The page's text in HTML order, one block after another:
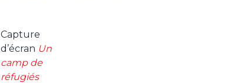
Capture
d’écran Un
camp de
réfugiés